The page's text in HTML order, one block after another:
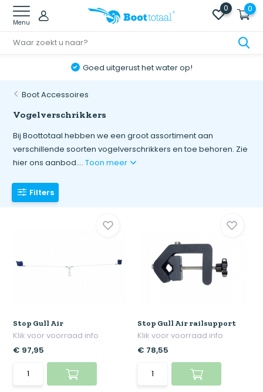
Menu
0 0
Goed uitgerust het water op!
Boot Accessoires
Vogelverschrikkers
Bij Boottotaal hebben we een groot assortiment aan
verschillende soorten vogelverschrikkers en toe behoren. Zie
hier ons aanbod....Toon meer
Filters
Stop Gull Air
Klik voor voorraad info
€ 97,95
Stop Gull Air railsupport
Klik voor voorraad info
€ 78,55